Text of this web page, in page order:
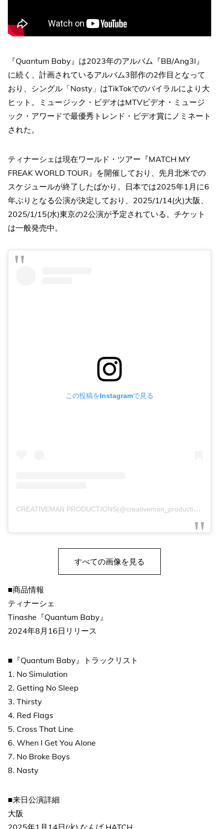
『Quantum Baby』は2023年のアルバム『BB/Ang3l』
に続く、計画されているアルバム3部作の2作目となって
おり、シングル「Nasty」はTikTokでのバイラルにより大
ヒット。ミュージック・ビデオはMTVビデオ・ミュージ
ック・アワードで最優秀トレンド・ビデオ賞にノミネート
された。
ティナーシェは現在ワールド・ツアー『MATCH MY
FREAK WORLD TOUR』を開催しており、先月北米での
スケジュールが終了したばかり。日本では2025年1月に6
年ぶりとなる公演が決定しており、2025/1/14(火)大阪、
2025/1/15(水)東京の2公演が予定されている。チケット
は一般発売中。
この投稿をInstagramで見る
CREATIVEMAN PRODUCTIONS(@creativeman_productions)がシェアした投稿
すべての画像を見る
■商品情報
ティナーシェ
Tinashe『Quantum Baby』
2024年8月16日リリース
■『Quantum Baby』トラックリスト
1. No Simulation
2. Getting No Sleep
3. Thirsty
4. Red Flags
5. Cross That Line
6. When I Get You Alone
7. No Broke Boys
8. Nasty
■来日公演詳細
大阪
2025年1月14日(火) なんば HATCH